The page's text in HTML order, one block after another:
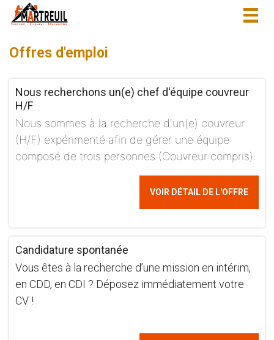
Offres d'emploi
Nous recherchons un(e) chef d'équipe couvreur
H/F
Nous sommes à la recherche d'un(e) couvreur
(H/F) expérimenté afin de gérer une équipe
composé de trois personnes (Couvreur compris).
VOIR DÉTAIL DE L'OFFRE
Candidature spontanée
Vous êtes à la recherche d’une mission en intérim,
en CDD, en CDI ? Déposez immédiatement votre
CV !